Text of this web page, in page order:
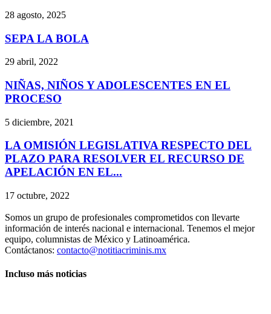
28 agosto, 2025
SEPA LA BOLA
29 abril, 2022
NIÑAS, NIÑOS Y ADOLESCENTES EN EL
PROCESO
5 diciembre, 2021
LA OMISIÓN LEGISLATIVA RESPECTO DEL
PLAZO PARA RESOLVER EL RECURSO DE
APELACIÓN EN EL...
17 octubre, 2022
Somos un grupo de profesionales comprometidos con llevarte
información de interés nacional e internacional. Tenemos el mejor
equipo, columnistas de México y Latinoamérica.
Contáctanos: contacto@notitiacriminis.mx
Incluso más noticias